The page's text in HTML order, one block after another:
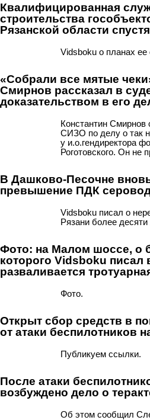
Квалифицированная
строительства
Рязанской области
Vidsboku о планах ее
«Собрали все мятые
Смирнов рассказал в
доказательством в его
Константин Смирнов
СИЗО по делу о так
у и.о.гендиректора
Роготовского. Он не
В Дашково-Песочне
превышение ПДК
Vidsboku писал о
Рязани более десяти
Фото: на Малом шоссе, о
которого Vidsboku писал
разваливается
Фото.
Открыт сбор средств в
от атаки беспилотников
Публикуем ссылки.
После атаки
возбуждено дело о
Об этом сообщил